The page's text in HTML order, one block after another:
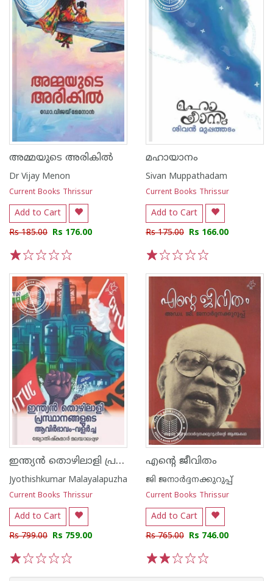
അമ്മയുടെ അരികിൽ
Dr Vijay Menon
Current Books Thrissur
Add to Cart
Rs 185.00 Rs 176.00
മഹായാനം
Sivan Muppathadam
Current Books Thrissur
Add to Cart
Rs 175.00 Rs 166.00
ഇന്ത്യൻ തൊഴിലാളി പ്രസ്ഥാനങ്ങളുടെ ആവിർഭാവം - വളർച്ച‌
Jyothishkumar Malayalapuzha
Current Books Thrissur
Add to Cart
Rs 799.00 Rs 759.00
എന്റെ ജീവിതം
ജി ജനാര്‍ദ്ദനക്കുറുപ്പ്
Current Books Thrissur
Add to Cart
Rs 765.00 Rs 746.00